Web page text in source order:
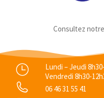
Consultez
Lundi – Jeudi
Vendredi 8h30-
06 46 31 55 41